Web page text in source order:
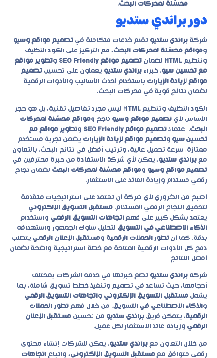
محسّنة لمحركات البحث.
دور براندي ستديو
شركة براندي ستديو تقدم خدمات متكاملة في تصميم مواقع وسيو
ومواقع محسّنة لمحركات البحث، مع التركيز على الكود النظيف
وتنظيم HTML لضمان تصميم مواقع SEO Friendly وتطوير مواقع
مع تحسين سيو. خبراء براندي ستديو يعملون على تحسين تصميم
مواقع لزيادة الزيارات باستخدام أحدث الأساليب والأدوات الرقمية
لضمان نتائج قوية في محركات البحث.
الكود النظيف وتنظيم HTML ليس مجرد تفاصيل تقنية، بل هو حجر
الأساس لأي تصميم مواقع وسيو ناجح ومواقع محسّنة لمحركات
البحث. اعتماد تصميم مواقع SEO Friendly وتطوير مواقع مع
تحسين سيو وتصميم مواقع لزيادة الزيارات يضمن تجربة مستخدم
ممتازة، سرعة تحميل عالية، وترتيب أفضل في نتائج البحث. بالتعاون
مع براندي ستديو، يمكن لأي شركة الاستفادة من خبرة محترفين في
تصميم مواقع وسيو ومواقع محسّنة لمحركات البحث لضمان نجاح
رقمي مستدام وزيادة العائد على الاستثمار.
أصبح من الضروري لأي شركة أن تعتمد على استراتيجيات متقدمة
لتحقيق النجاح الرقمي المستدام. مستقبل التسويق الإلكتروني
يعتمد بشكل كبير على فهم اتجاهات التسويق الرقمي واستخدام
الذكاء الاصطناعي في التسويق لتحليل سلوك الجمهور واستهدافه
بدقة. كما أن تطور الحملات الرقمية ومستقبل الإعلان الرقمي يتطلب
دمج كل الأدوات الرقمية المتاحة مع خطة استراتيجية واضحة لضمان
أفضل النتائج.
شركة براندي ستديو تضع خبرتها في خدمة الشركات بمختلف
أحجامها، حيث تساعد في تصميم وتنفيذ خطط تسويق شاملة، بما
يشمل مستقبل التسويق الإلكتروني واتجاهات التسويق الرقمي
والذكاء الاصطناعي في التسويق. من خلال فهم تطور الحملات
الرقمية، يتمكن فريق براندي ستديو من تحسين مستقبل الإعلان
الرقمي وزيادة عائد الاستثمار لكل عميل.
من خلال التعاون مع براندي ستديو، يمكن للشركات إنشاء محتوى
رقمي متوافق مع مستقبل التسويق الإلكتروني، واتباع اتجاهات